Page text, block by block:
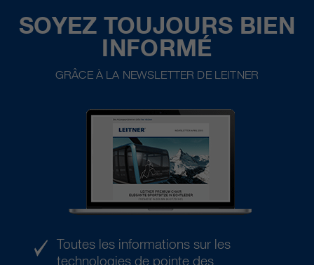
SOYEZ TOUJOURS BIEN
INFORMÉ
GRÂCE À LA NEWSLETTER DE LEITNER
Toutes les informations sur les
technologies de pointe des